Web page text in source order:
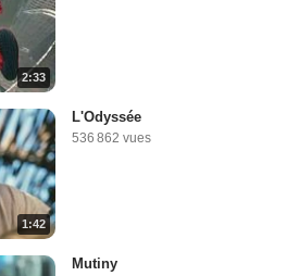
2:33
1:42
L'Odyssée
536 862 vues
Mutiny